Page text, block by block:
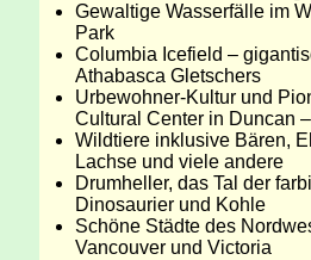
Gewaltige Wasserfälle im
Park
Columbia Icefield –
Athabasca Gletschers
Urbewohner-Kultur und
Cultural Center in Duncan
Wildtiere inklusive Bären,
Lachse und viele andere
Drumheller, das Tal der
Dinosaurier und Kohle
Schöne Städte des
Vancouver und Victoria